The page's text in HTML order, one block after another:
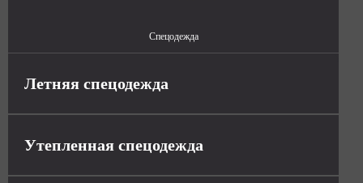
Спецодежда
Летняя спецодежда
Утепленная спецодежда